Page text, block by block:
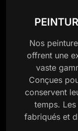
Nos
offrent une
vaste
Conçues
conservent
temps.
fabriqués et